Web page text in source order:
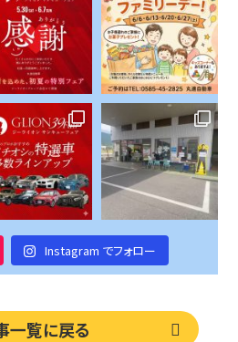
Instagram でフォロー
一覧に戻る